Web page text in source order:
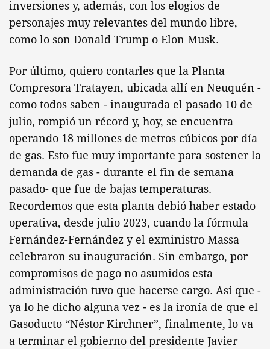
inversiones y, además, con los elogios de
personajes muy relevantes del mundo libre,
como lo son Donald Trump o Elon Musk.
Por último, quiero contarles que la Planta
Compresora Tratayen, ubicada allí en Neuquén -
como todos saben - inaugurada el pasado 10 de
julio, rompió un récord y, hoy, se encuentra
operando 18 millones de metros cúbicos por día
de gas. Esto fue muy importante para sostener la
demanda de gas - durante el fin de semana
pasado- que fue de bajas temperaturas.
Recordemos que esta planta debió haber estado
operativa, desde julio 2023, cuando la fórmula
Fernández-Fernández y el exministro Massa
celebraron su inauguración. Sin embargo, por
compromisos de pago no asumidos esta
administración tuvo que hacerse cargo. Así que -
ya lo he dicho alguna vez - es la ironía de que el
Gasoducto “Néstor Kirchner”, finalmente, lo va
a terminar el gobierno del presidente Javier